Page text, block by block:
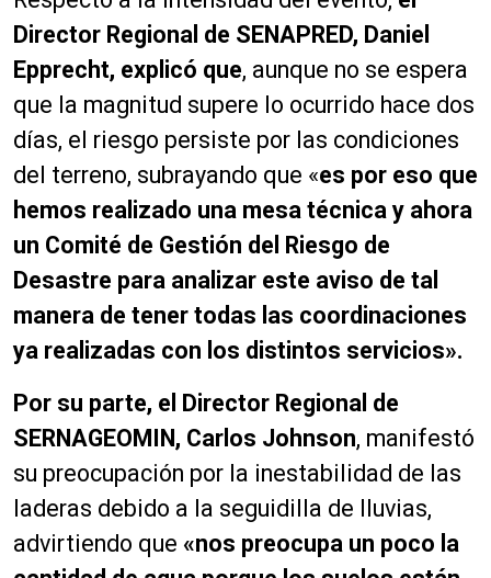
Director Regional de SENAPRED, Daniel
Epprecht, explicó que, aunque no se espera
que la magnitud supere lo ocurrido hace dos
días, el riesgo persiste por las condiciones
del terreno, subrayando que «es por eso que
hemos realizado una mesa técnica y ahora
un Comité de Gestión del Riesgo de
Desastre para analizar este aviso de tal
manera de tener todas las coordinaciones
ya realizadas con los distintos servicios».
Por su parte, el Director Regional de
SERNAGEOMIN, Carlos Johnson, manifestó
su preocupación por la inestabilidad de las
laderas debido a la seguidilla de lluvias,
advirtiendo que «nos preocupa un poco la